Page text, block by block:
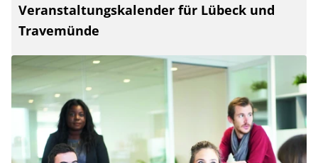
Veranstaltungskalender für Lübeck und
Travemünde